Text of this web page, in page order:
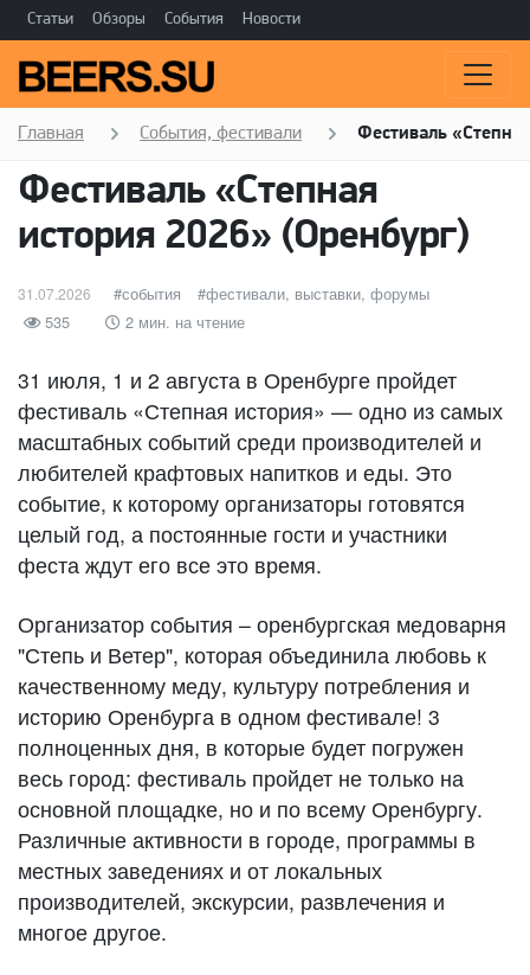
Статьи Обзоры События Новости
Главная События, фестивали Фестиваль
Фестиваль «Степная
история 2026» (Оренбург)
Опубликовано
31.07.2026 категории
события Метки
фестивали, выставки, форумы
535
2 мин. на чтение
31 июля, 1 и 2 августа в Оренбурге пройдет
фестиваль «Степная история» — одно из самых
масштабных событий среди производителей и
любителей крафтовых напитков и еды. Это
событие, к которому организаторы готовятся
целый год, а постоянные гости и участники
феста ждут его все это время.
Организатор события – оренбургская медоварня
"Степь и Ветер", которая объединила любовь к
качественному меду, культуру потребления и
историю Оренбурга в одном фестивале! 3
полноценных дня, в которые будет погружен
весь город: фестиваль пройдет не только на
основной площадке, но и по всему Оренбургу.
Различные активности в городе, программы в
местных заведениях и от локальных
производителей, экскурсии, развлечения и
многое другое.